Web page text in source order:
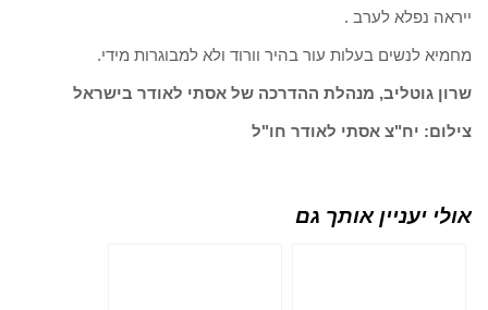
ייראה נפלא לערב .
מחמיא לנשים בעלות עור בהיר וורוד ולא למבוגרות מידי.
שרון גוטליב, מנהלת ההדרכה של אסתי לאודר בישראל
צילום: יח"צ אסתי לאודר חו"ל
אולי יעניין אותך גם